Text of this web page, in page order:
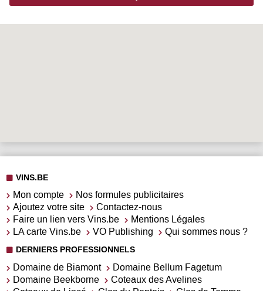
VINS.BE
Mon compte
Nos formules publicitaires
Ajoutez votre site
Contactez-nous
Faire un lien vers Vins.be
Mentions Légales
LA carte Vins.be
VO Publishing Qui sommes nous ?
DERNIERS PROFESSIONNELS
Domaine de Biamont
Domaine Bellum Fagetum
Domaine Beekborne
Coteaux des Avelines